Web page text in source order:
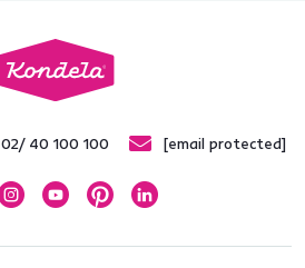
02/ 40 100 100 [email protected]